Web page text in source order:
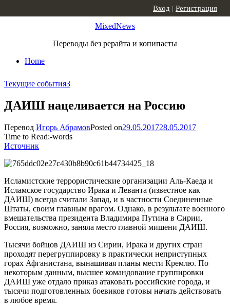
MixedNews
Переводы без рерайта и копипасты
Home
Вход | Регистрация
Текущие события3
ДАИШ нацеливается на Россию
Перевод Игорь АбрамовPosted on29.05.201728.05.2017
Time to Read:-words
Источник
Исламистские террористические организации Аль-Каеда и
Исламское государство Ирака и Леванта (известное как
ДАИШ) всегда считали Запад, и в частности Соединенные
Штаты, своим главным врагом. Однако, в результате военного
вмешательства президента Владимира Путина в Сирии,
Россия, возможно, заняла место главной мишени ДАИШ.
Тысячи бойцов ДАИШ из Сирии, Ирака и других стран
проходят перегруппировку в практически неприступных
горах Афганистана, вынашивая планы мести Кремлю. По
некоторым данным, высшее командование группировки
ДАИШ уже отдало приказ атаковать российские города, и
тысячи подготовленных боевиков готовы начать действовать
в любое время.